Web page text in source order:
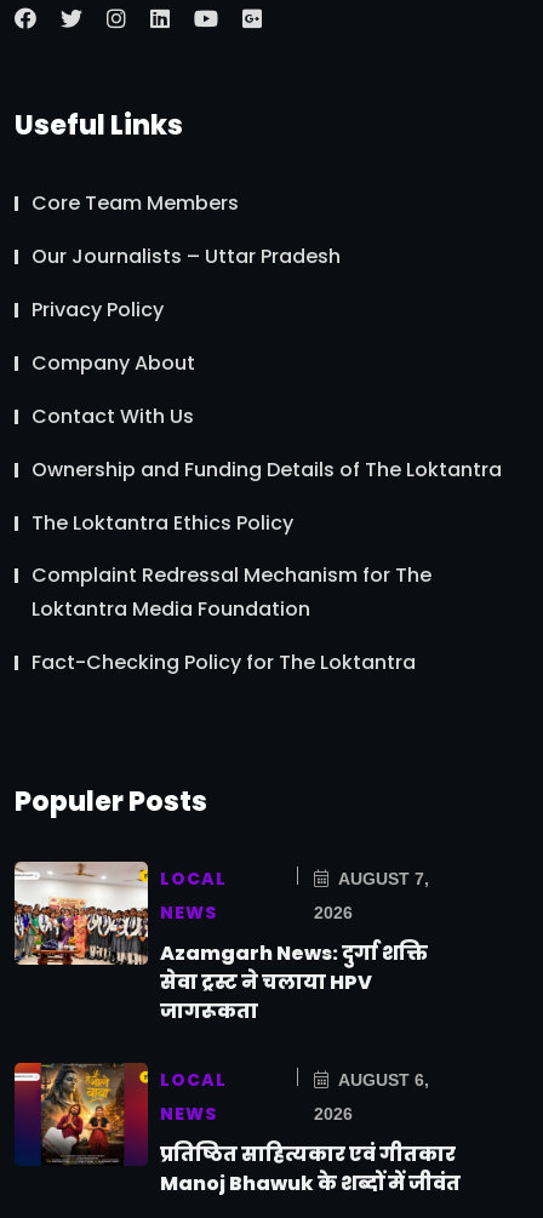
Useful Links
Core Team Members
Our Journalists – Uttar Pradesh
Privacy Policy
Company About
Contact With Us
Ownership and Funding Details of The Loktantra
The Loktantra Ethics Policy
Complaint Redressal Mechanism for The
Loktantra Media Foundation
Fact-Checking Policy for The Loktantra
Populer Posts
LOCAL
NEWS
AUGUST 7,
2026
Azamgarh News: दुर्गा शक्ति
सेवा ट्रस्ट ने चलाया HPV
जागरूकता
LOCAL
NEWS
AUGUST 6,
2026
प्रतिष्ठित साहित्यकार एवं गीतकार
Manoj Bhawuk के शब्दों में जीवंत